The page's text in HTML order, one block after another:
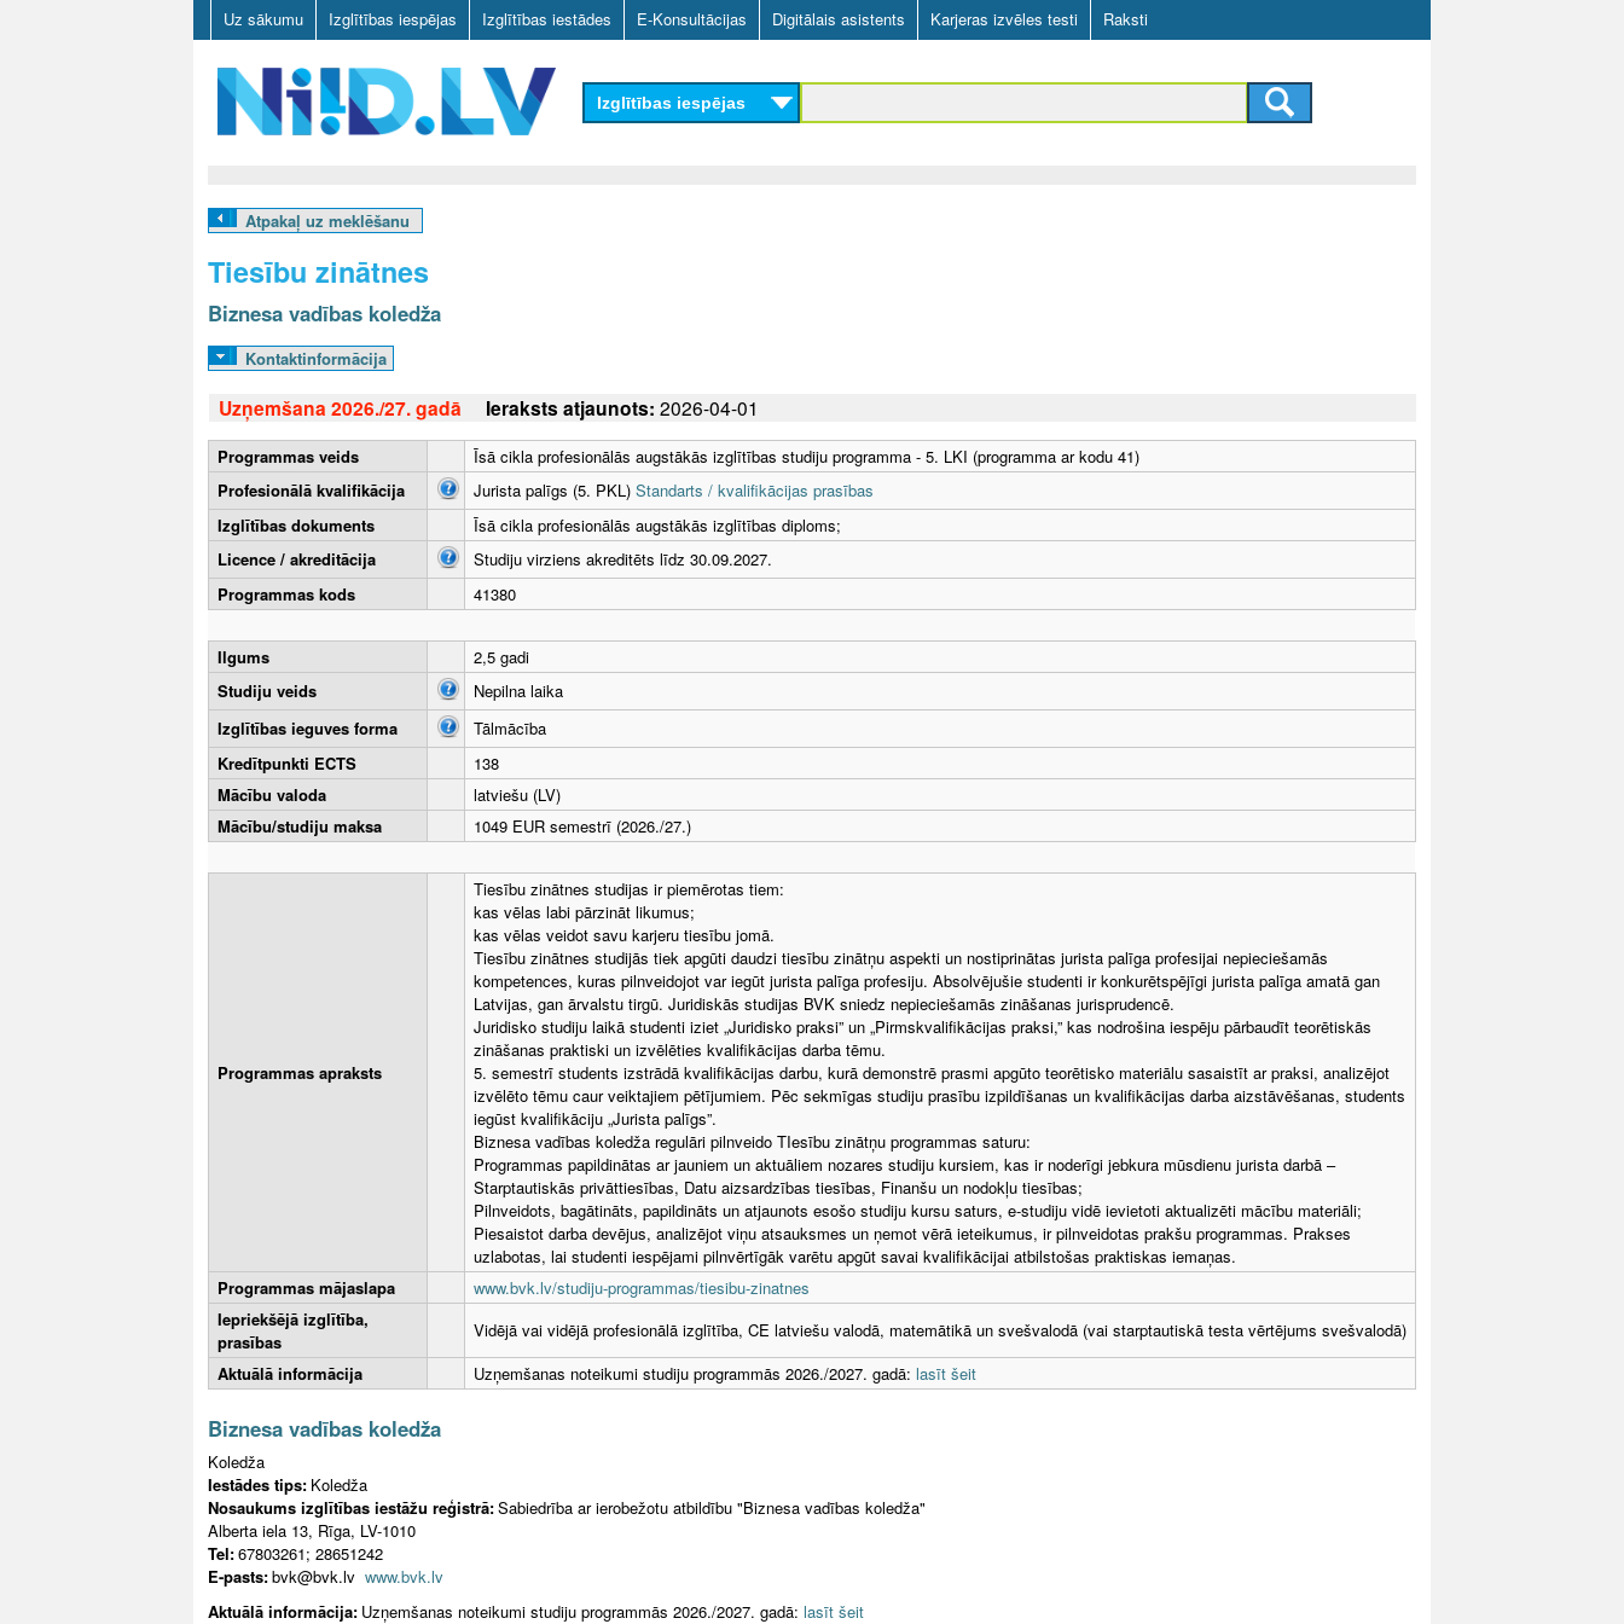
Skip
to
main
content
Uz sākumu Izglītības iespējas Izglītības iestādes E-Konsultācijas Digitālais asistents Karjeras izvēles testi Raksti
D
V
Izglītības iespējas
Atpakaļ uz meklēšanu
Tiesību zinātnes
Biznesa vadības koledža
Kontaktinformācija
Uzņemšana 2026./27. gadā Ieraksts atjaunots: 2026-04-01
Programmas veids
Īsā cikla profesionālās augstākās izglītības studiju programma - 5. LKI (programma ar kodu 41)
Profesionālā kvalifikācija
Jurista palīgs (5. PKL) Standarts / kvalifikācijas prasības
Izglītības dokuments
Īsā cikla profesionālās augstākās izglītības diploms;
Licence / akreditācija
Studiju virziens akreditēts līdz 30.09.2027.
Programmas kods
41380
Ilgums
2,5 gadi
Studiju veids
Nepilna laika
Izglītības ieguves forma
Tālmācība
Kredītpunkti ECTS
138
Mācību valoda
latviešu (LV)
Mācību/studiju maksa
1049 EUR semestrī (2026./27.)
Programmas apraksts
Tiesību zinātnes studijas ir piemērotas tiem:
kas vēlas labi pārzināt likumus;
kas vēlas veidot savu karjeru tiesību jomā.
Tiesību zinātnes studijās tiek apgūti daudzi tiesību zinātņu aspekti un nostiprinātas jurista palīga profesijai nepieciešamās
kompetences, kuras pilnveidojot var iegūt jurista palīga profesiju. Absolvējušie studenti ir konkurētspējīgi jurista palīga amatā gan
Latvijas, gan ārvalstu tirgū. Juridiskās studijas BVK sniedz nepieciešamās zināšanas jurisprudencē.
Juridisko studiju laikā studenti iziet „Juridisko praksi” un „Pirmskvalifikācijas praksi,” kas nodrošina iespēju pārbaudīt teorētiskās
zināšanas praktiski un izvēlēties kvalifikācijas darba tēmu.
5. semestrī students izstrādā kvalifikācijas darbu, kurā demonstrē prasmi apgūto teorētisko materiālu sasaistīt ar praksi, analizējot
izvēlēto tēmu caur veiktajiem pētījumiem. Pēc sekmīgas studiju prasību izpildīšanas un kvalifikācijas darba aizstāvēšanas, students
iegūst kvalifikāciju „Jurista palīgs”.
Biznesa vadības koledža regulāri pilnveido TIesību zinātņu programmas saturu:
Programmas papildinātas ar jauniem un aktuāliem nozares studiju kursiem, kas ir noderīgi jebkura mūsdienu jurista darbā –
Starptautiskās privāttiesības, Datu aizsardzības tiesības, Finanšu un nodokļu tiesības;
Pilnveidots, bagātināts, papildināts un atjaunots esošo studiju kursu saturs, e-studiju vidē ievietoti aktualizēti mācību materiāli;
Piesaistot darba devējus, analizējot viņu atsauksmes un ņemot vērā ieteikumus, ir pilnveidotas prakšu programmas. Prakses
uzlabotas, lai studenti iespējami pilnvērtīgāk varētu apgūt savai kvalifikācijai atbilstošas praktiskas iemaņas.
Programmas mājaslapa
www.bvk.lv/studiju-programmas/tiesibu-zinatnes
Iepriekšējā izglītība,
prasības
Vidējā vai vidējā profesionālā izglītība, CE latviešu valodā, matemātikā un svešvalodā (vai starptautiskā testa vērtējums svešvalodā)
Aktuālā informācija
Uzņemšanas noteikumi studiju programmās 2026./2027. gadā: lasīt šeit
Biznesa vadības koledža
Koledža
Iestādes tips: Koledža
Nosaukums izglītības iestāžu reģistrā:Sabiedrība ar ierobežotu atbildību "Biznesa vadības koledža"
Alberta iela 13, Rīga, LV-1010
Tel:67803261; 28651242
E-pasts:bvk@bvk.lv www.bvk.lv
Aktuālā informācija: Uzņemšanas noteikumi studiju programmās 2026./2027. gadā: lasīt šeit